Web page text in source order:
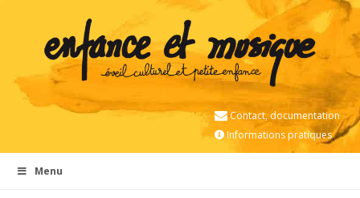
Contact, documentation
Informations pratiques
Menu